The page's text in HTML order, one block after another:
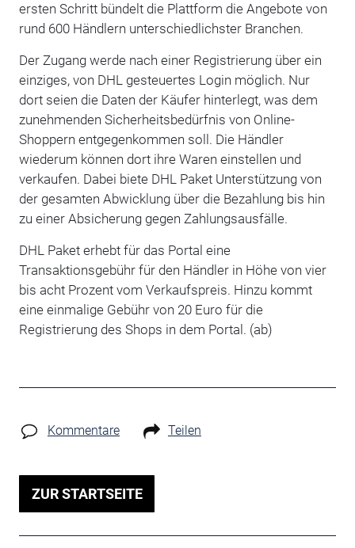
ersten Schritt bündelt die Plattform die Angebote von
rund 600 Händlern unterschiedlichster Branchen.
Der Zugang werde nach einer Registrierung über ein
einziges, von DHL gesteuertes Login möglich. Nur
dort seien die Daten der Käufer hinterlegt, was dem
zunehmenden Sicherheitsbedürfnis von Online-
Shoppern entgegenkommen soll. Die Händler
wiederum können dort ihre Waren einstellen und
verkaufen. Dabei biete DHL Paket Unterstützung von
der gesamten Abwicklung über die Bezahlung bis hin
zu einer Absicherung gegen Zahlungsausfälle.
DHL Paket erhebt für das Portal eine
Transaktionsgebühr für den Händler in Höhe von vier
bis acht Prozent vom Verkaufspreis. Hinzu kommt
eine einmalige Gebühr von 20 Euro für die
Registrierung des Shops in dem Portal. (ab)
Kommentare Teilen
ZUR STARTSEITE